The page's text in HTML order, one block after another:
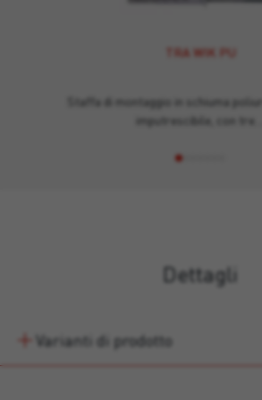
TRA WIK PU
Staffa di montaggio in schiuma
imputrescibile, con tre…
Dettagli
Varianti di prodotto